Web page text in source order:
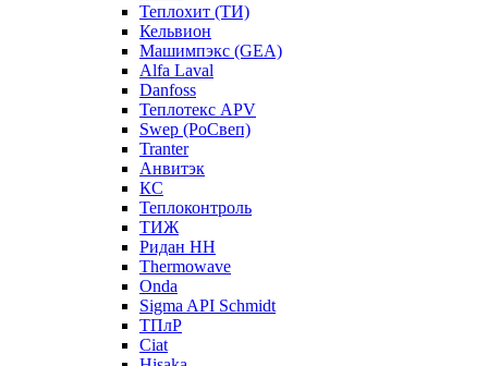
Теплохит (ТИ)
Кельвион
Машимпэкс (GEA)
Alfa Laval
Danfoss
Теплотекс APV
Swep (РоСвеп)
Tranter
Анвитэк
КС
Теплоконтроль
ТИЖ
Ридан НН
Thermowave
Onda
Sigma API Schmidt
ТПлР
Ciat